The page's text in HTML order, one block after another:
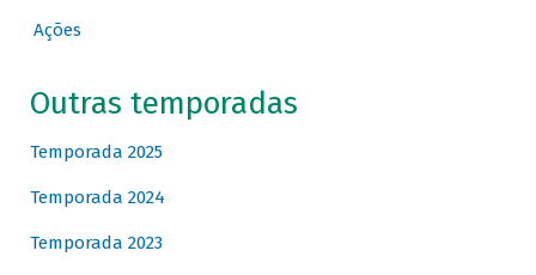
Ações
Outras temporadas
Temporada 2025
Temporada 2024
Temporada 2023